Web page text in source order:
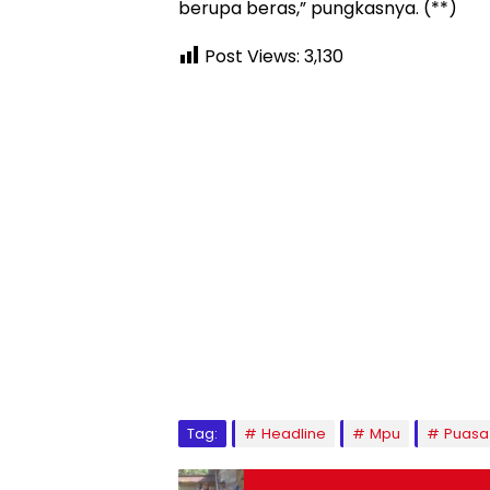
berupa beras,” pungkasnya. (**)
Post Views: 3,130
Tag: Headline Mpu